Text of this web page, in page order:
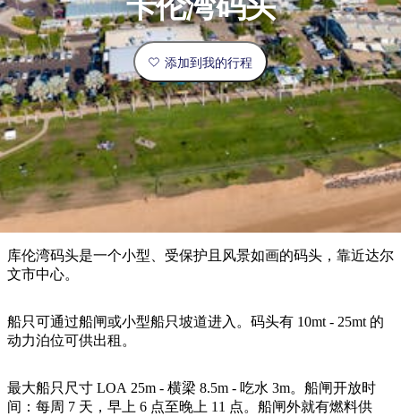
目
的
地
内
陆
和
户
外
地
区
探
索
园
活
动
旅
行
者
类
型
精
选
榜
单
规
划
您
行
划
和
预
订
实
用
信
息
划
工
卡伦湾码头
添加到我的行程
库伦湾码头是一个小型、受保护且风景如画的码头，靠近达尔
文市中心。
船只可通过船闸或小型船只坡道进入。码头有 10mt - 25mt 的
动力泊位可供出租。
最大船只尺寸 LOA 25m - 横梁 8.5m - 吃水 3m。船闸开放时
间：每周 7 天，早上 6 点至晚上 11 点。船闸外就有燃料供